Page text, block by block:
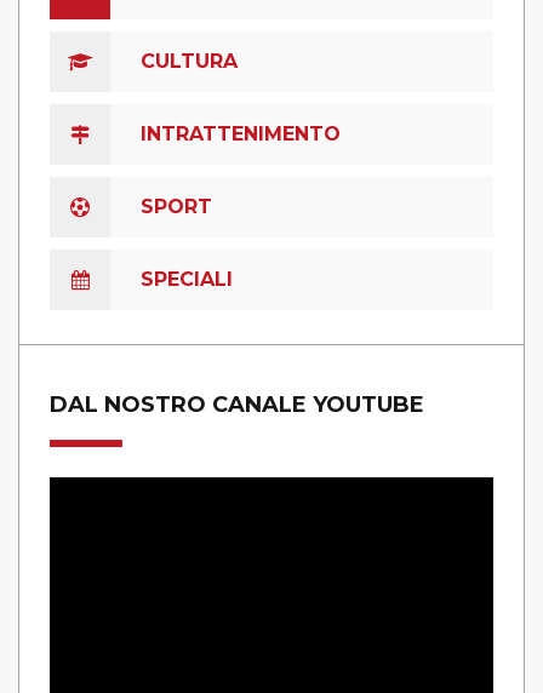
CULTURA
INTRATTENIMENTO
SPORT
SPECIALI
DAL NOSTRO CANALE YOUTUBE